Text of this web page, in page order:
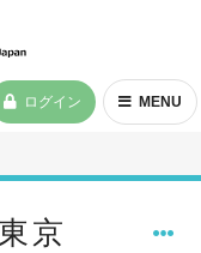
ログイン MENU
京